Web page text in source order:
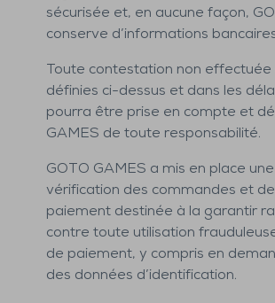
sécurisée et, en aucune façon,
conserve d’informations
Toute contestation non effectuée
définies ci-dessus et dans les
pourra être prise en compte et
GAMES de toute responsabilité.
GOTO GAMES a mis en place
vérification des commandes et
paiement destinée à la garantir
contre toute utilisation
de paiement, y compris en
des données d’identification.